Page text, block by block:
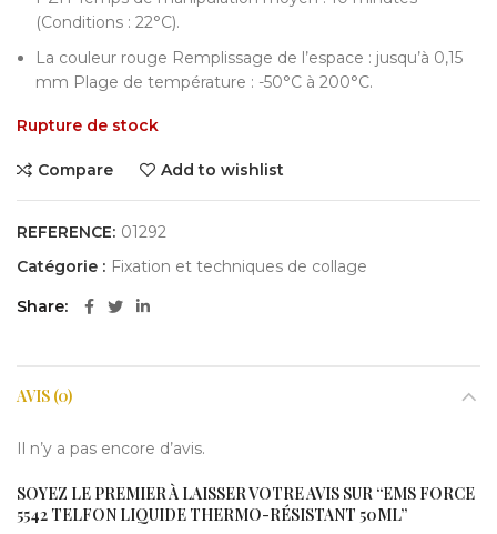
(Conditions : 22°C).
La couleur rouge Remplissage de l’espace : jusqu’à 0,15
mm Plage de température : -50°C à 200°C.
Rupture de stock
Compare Add to wishlist
REFERENCE: 01292
Catégorie : Fixation et techniques de collage
Share
AVIS (0)
Il n’y a pas encore d’avis.
SOYEZ LE PREMIER À LAISSER VOTRE AVIS SUR “EMS FORCE
5542 TELFON LIQUIDE THERMO-RÉSISTANT 50ML”